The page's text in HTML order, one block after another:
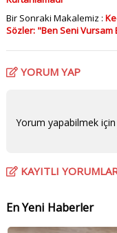
Bir Sonraki Makalemiz :
Sözler: "Ben Seni Vursam
YORUM YAP
Yorum yapabilmek
KAYITLI
En Yeni Haberler